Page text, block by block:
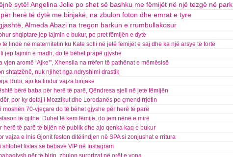
sytë! Angelina Jolie po shet së bashku me fëmijët në një tezgë në park
herë të dytë me binjakë, na zbulon foton dhe emrat e tyre
Almeda Abazi na tregon barkun e rrumbullakosur
shqiptare jep lajmin e bukur, po pret fëmijën e dytë
të lindë në maternitetin ku Kate solli në jetë fëmijët e saj dhe ka një arsye të fortë
jep lajmin e madh, do të bëhet prapë gjyshe
vjen aromë ‘Ajke'", Xhensila na rrëfen të pathënat e mëmësisë
shtatzënë, nuk njihet nga ndryshimi drastik
Rubi, ajo ka lindur vajza binjake
bërë baba për herë të parë, Qëndresa sjell në jetë fëmijën
por ky detaj i Mozzikut dhe Loredanës po çmend rrjetin
moshën 70-vjeçare do të bëhet gjyshe për herë të parë
të gjithë: Duhet të kem fëmijë, do jem nënë e mirë
herë të parë të bijën në publik dhe ajo qenka kaq e bukur
vajza e Inis Gjonit feston ditëlindjen në SPA si zonjushat e rritura
shtohet listës së bebave VIP në Instagram
për të birin, zbulon surprizat në orët e vona